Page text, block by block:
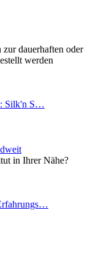
dauerhaften oder
werden
Silk'n S…
in Ihrer Nähe?